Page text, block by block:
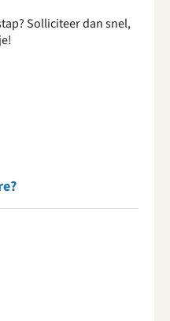
Solliciteer dan snel,